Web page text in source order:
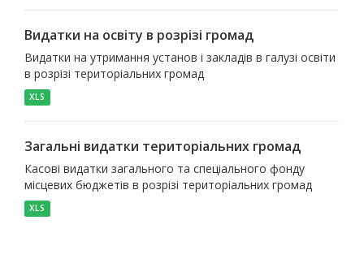
Видатки на освіту в розрізі громад
Видатки на утримання установ і закладів в галузі освіти
в розрізі територіальних громад
XLS
Загальні видатки територіальних громад
Касові видатки загального та спеціального фонду
місцевих бюджетів в розрізі територіальних громад
XLS